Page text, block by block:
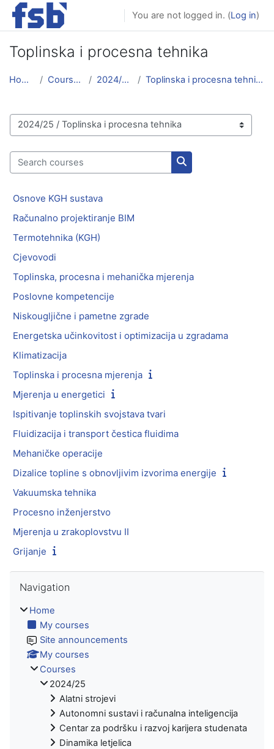
Skip to main content
You are not logged in. (Log in)
Toplinska i procesna tehnika
Home Courses 2024/25 Toplinska i procesna tehnika
Course categories
Search courses
Search courses
Osnove KGH sustava
Računalno projektiranje BIM
Termotehnika (KGH)
Cjevovodi
Toplinska, procesna i mehanička mjerenja
Poslovne kompetencije
Niskougljične i pametne zgrade
Energetska učinkovitost i optimizacija u zgradama
Klimatizacija
Toplinska i procesna mjerenja
Mjerenja u energetici
Ispitivanje toplinskih svojstava tvari
Fluidizacija i transport čestica fluidima
Mehaničke operacije
Dizalice topline s obnovljivim izvorima energije
Vakuumska tehnika
Procesno inženjerstvo
Mjerenja u zrakoplovstvu II
Grijanje
Navigation
Home
My courses
Site announcements
My courses
Courses
2024/25
Alatni strojevi
Autonomni sustavi i računalna inteligencija
Centar za podršku i razvoj karijera studenata
Dinamika letjelica